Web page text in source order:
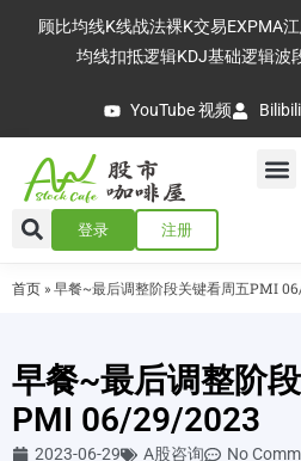
顾比均线K线战法裸K交易EXPMA
均线扣抵逻辑KDJ基础逻辑波
YouTube 视频
登录 注册
首页 » 早餐~最后调整阶段关键看周五PMI
早餐~最后调整阶
PMI 06/29/2023
2023-06-29 A股咨询 No